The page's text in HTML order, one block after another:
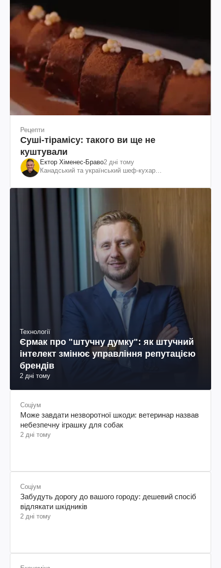
Рецепти
Суші-тірамісу: такого ви ще не
куштували
Ектор Хіменес-Браво2 дні тому
Канадський та український шеф-кухар
Технології
Єрмак про "штучну думку": як штучний
інтелект змінює управління репутацією
брендів
2 дні тому
Соціум
Може завдати незворотної шкоди: ветеринар назвав
небезпечну іграшку для собак
2 дні тому
Соціум
Забудуть дорогу до вашого городу: дешевий спосіб
відлякати шкідників
2 дні тому